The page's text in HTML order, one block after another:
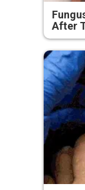
After